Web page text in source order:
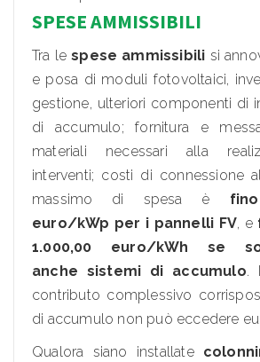
SPESE AMMISSIBILI
Tra lespese ammissibili si
e posa di moduli fotovoltaici,
gestione, ulteriori componenti di
di accumulo; fornitura e
materiali necessari alla
interventi; costi di connessione
massimo di spesa è
euro/kWp per i pannelli FV, e
1.000,00 euro/kWh se
anche sistemi di accumulo.
contributo complessivo
di accumulo non può eccedere
Qualora siano installate